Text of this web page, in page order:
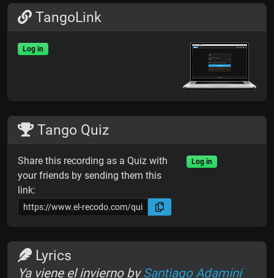
TangoLink
Log in
Tango Quiz
Share this recording as a Quiz with
your friends by sending them this
link:
Log in
Lyrics
Ya viene el invierno bySantiago Adamini